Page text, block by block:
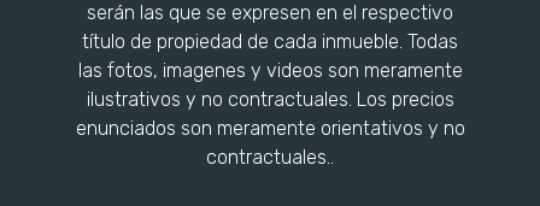
serán las que se expresen en el respectivo
título de propiedad de cada inmueble. Todas
las fotos, imagenes y videos son meramente
ilustrativos y no contractuales. Los precios
enunciados son meramente orientativos y no
contractuales..